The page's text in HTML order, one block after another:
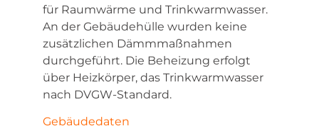
für Raumwärme und Trinkwarmwasser.
An der Gebäudehülle wurden keine
zusätzlichen Dämmmaßnahmen
durchgeführt. Die Beheizung erfolgt
über Heizkörper, das Trinkwarmwasser
nach DVGW-Standard.
Gebäudedaten